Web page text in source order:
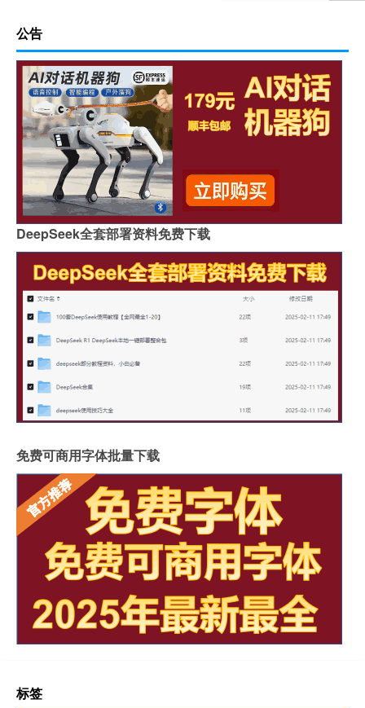
公告
DeepSeek全套部署资料免费下载
免费可商用字体批量下载
标签